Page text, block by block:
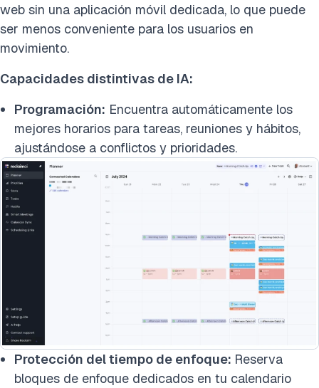
web sin una aplicación móvil dedicada, lo que puede
ser menos conveniente para los usuarios en
movimiento.
Capacidades distintivas de IA:
Programación: Encuentra automáticamente los
mejores horarios para tareas, reuniones y hábitos,
ajustándose a conflictos y prioridades.
Protección del tiempo de enfoque: Reserva
bloques de enfoque dedicados en tu calendario